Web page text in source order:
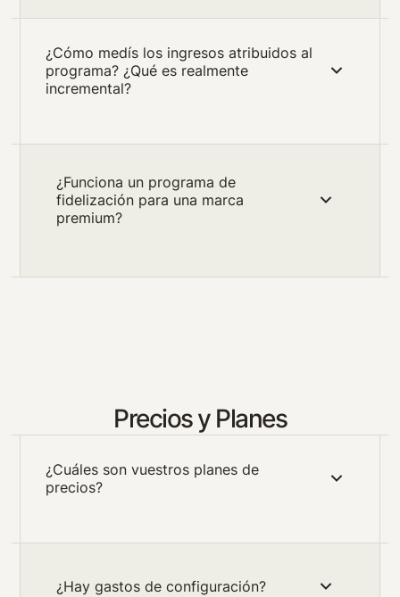
¿Cómo medís los ingresos atribuidos al
programa? ¿Qué es realmente
incremental?
¿Funciona un programa de
fidelización para una marca
premium?
Precios y Planes
¿Cuáles son vuestros planes de
precios?
¿Hay gastos de configuración?